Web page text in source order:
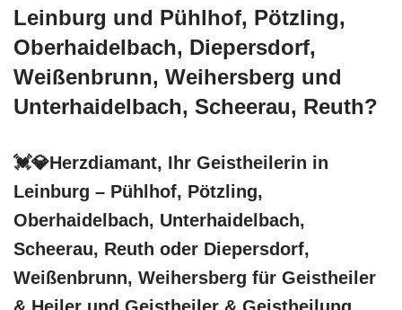
Leinburg und Pühlhof, Pötzling,
Oberhaidelbach, Diepersdorf,
Weißenbrunn, Weihersberg und
Unterhaidelbach, Scheerau, Reuth?
💓️💎Herzdiamant, Ihr Geistheilerin in
Leinburg – Pühlhof, Pötzling,
Oberhaidelbach, Unterhaidelbach,
Scheerau, Reuth oder Diepersdorf,
Weißenbrunn, Weihersberg für Geistheiler